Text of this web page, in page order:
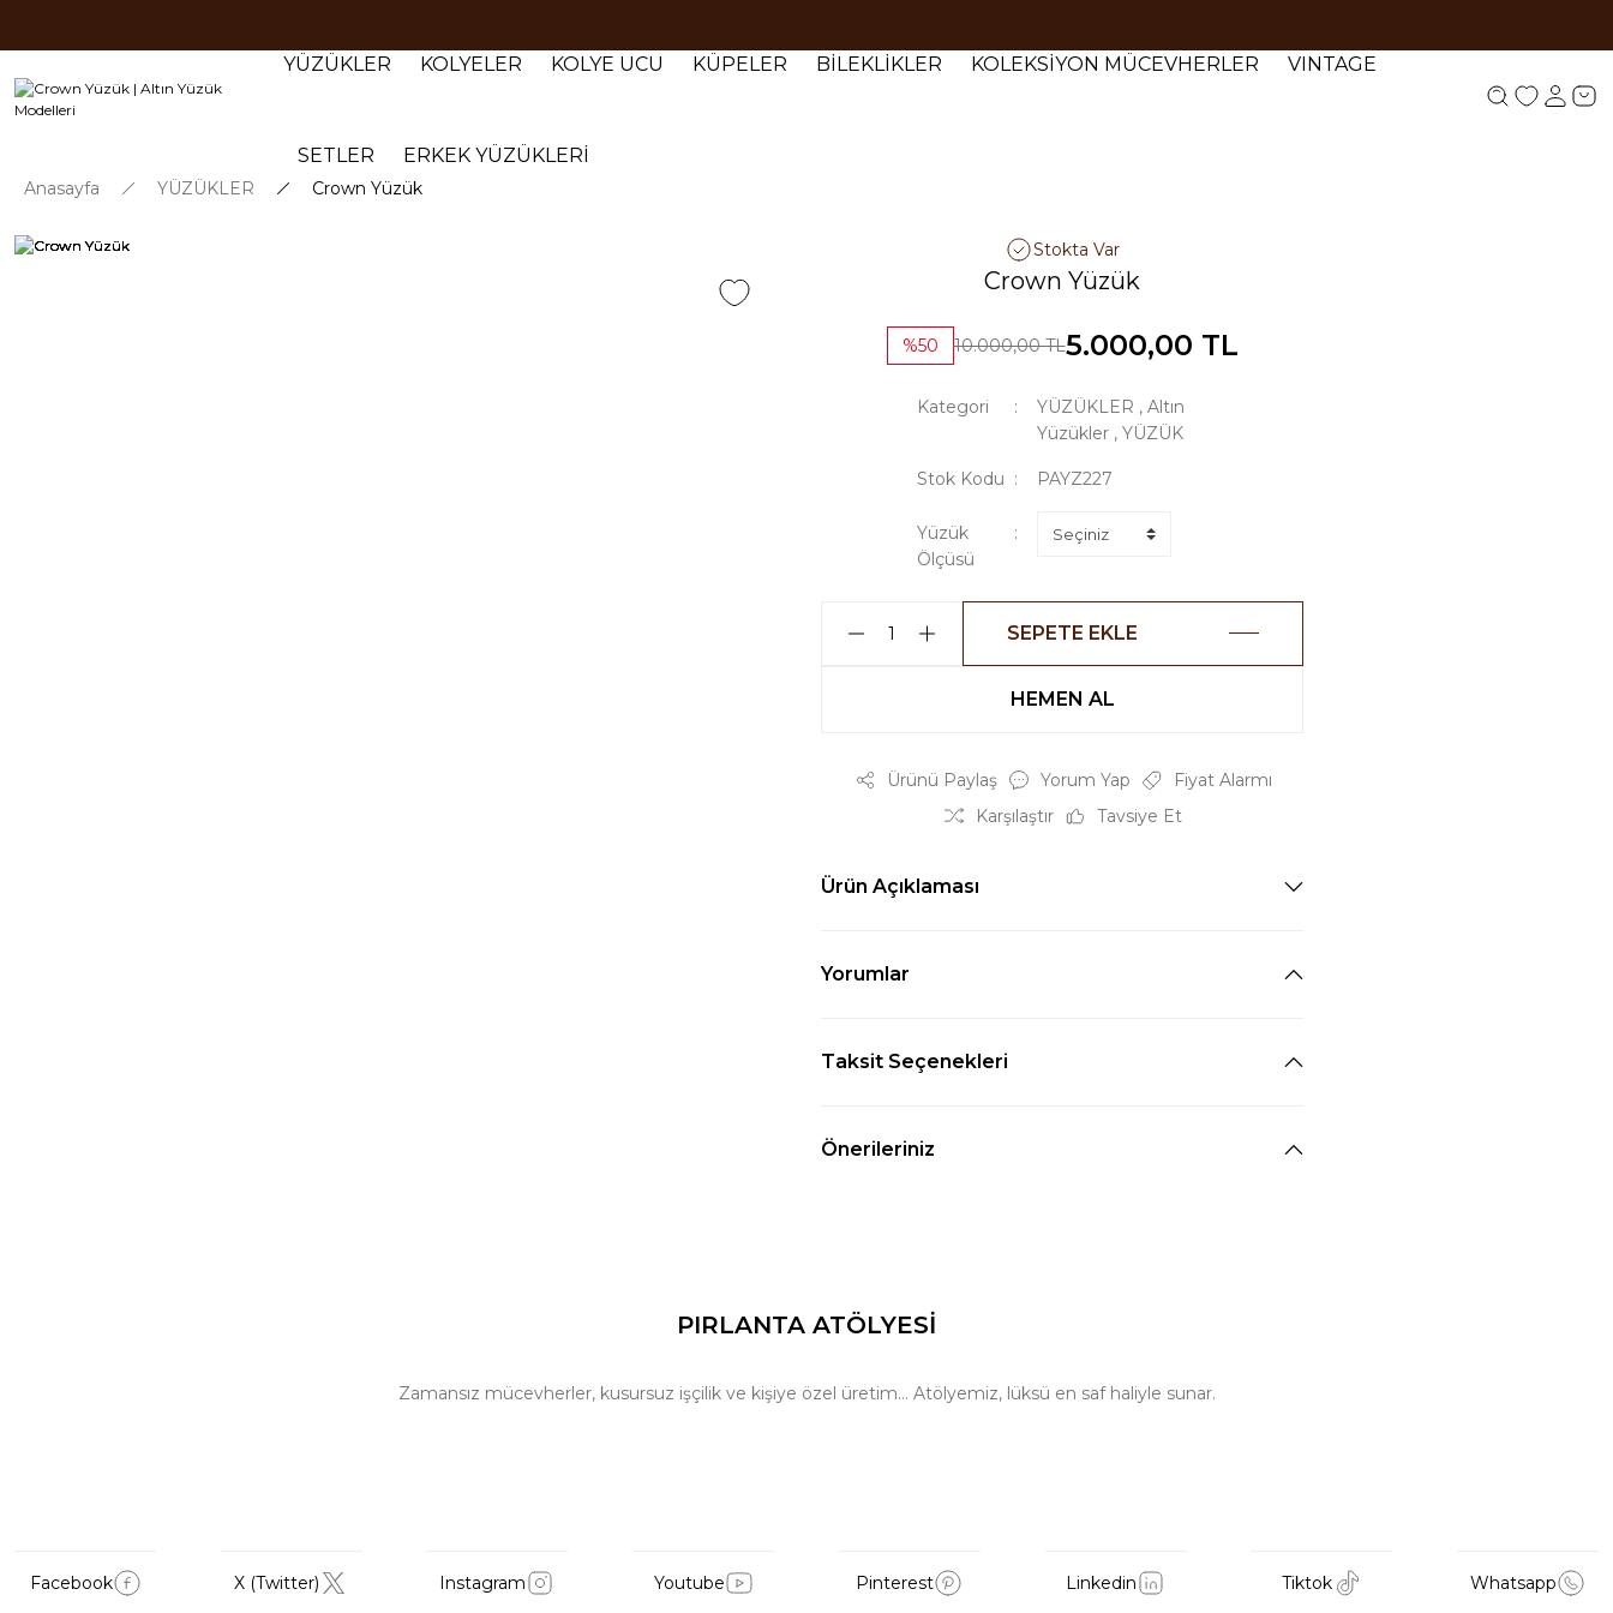
Tüm siparişlerde 1000 TL ve üzeri ücretsiz kargo. #3
YÜZÜKLER KOLYELER KOLYE UCU KÜPELER BİLEKLİKLER KOLEKSİYON MÜCEVHERLER VINTAGE
SETLER ERKEK YÜZÜKLERİ
Anasayfa YÜZÜKLER Crown Yüzük
Stokta Var
Crown Yüzük
%50 10.000,00 TL5.000,00 TL
Kategori YÜZÜKLER , Altın
Yüzükler , YÜZÜK
Stok Kodu PAYZ227
Yüzük
Ölçüsü
SEPETE EKLE
HEMEN AL
Ürünü Paylaş Yorum Yap
Fiyat Alarmı
Karşılaştır
Tavsiye Et
Ürün Açıklaması
Yorumlar
Taksit Seçenekleri
Önerileriniz
PIRLANTA ATÖLYESİ
Zamansız mücevherler, kusursuz işçilik ve kişiye özel üretim… Atölyemiz, lüksü en saf haliyle sunar.
Facebook X (Twitter) Instagram Youtube Pinterest Linkedin Tiktok Whatsapp